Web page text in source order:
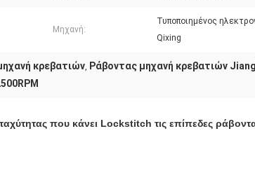
Μηχανή:
Τυποποιημένος
Qixing
κρεβατιών, Ράβοντας μηχανή κρεβατιών
που κάνει Lockstitch τις επίπεδες